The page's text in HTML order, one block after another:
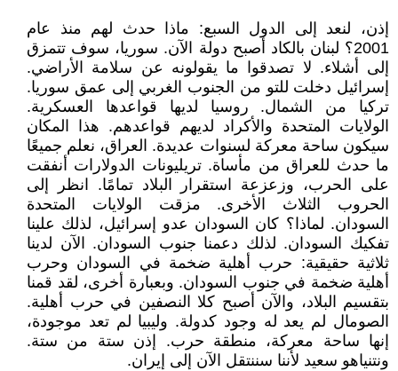
إذن، لنعد إلى الدول السبع: ماذا حدث لهم منذ عام
2001؟ لبنان بالكاد أصبح دولة الآن. سوريا، سوف تتمزق
إلى أشلاء. لا تصدقوا ما يقولونه عن سلامة الأراضي.
إسرائيل دخلت للتو من الجنوب الغربي إلى عمق سوريا.
تركيا من الشمال. روسيا لديها قواعدها العسكرية.
الولايات المتحدة والأكراد لديهم قواعدهم. هذا المكان
سيكون ساحة معركة لسنوات عديدة. العراق، نعلم جميعًا
ما حدث للعراق من مأساة. تريليونات الدولارات أنفقت
على الحرب، وزعزعة استقرار البلاد تمامًا. انظر إلى
الحروب الثلاث الأخرى. مزقت الولايات المتحدة
السودان. لماذا؟ كان السودان عدو إسرائيل، لذلك علينا
تفكيك السودان. لذلك دعمنا جنوب السودان. الآن لدينا
ثلاثية حقيقية: حرب أهلية ضخمة في السودان وحرب
أهلية ضخمة في جنوب السودان. وبعبارة أخرى، لقد قمنا
بتقسيم البلاد، والآن أصبح كلا النصفين في حرب أهلية.
الصومال لم يعد له وجود كدولة. وليبيا لم تعد موجودة،
إنها ساحة معركة، منطقة حرب. إذن ستة من ستة.
ونتنياهو سعيد لأننا سننتقل الآن إلى إيران.